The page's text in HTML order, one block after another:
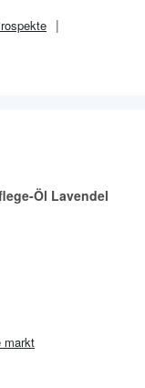
Öl Lavendel
markt